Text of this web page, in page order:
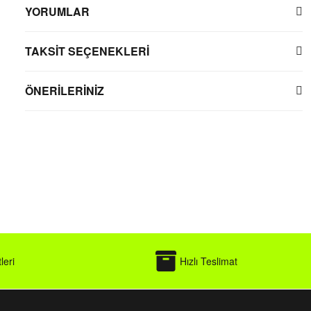
YORUMLAR
TAKSİT SEÇENEKLERİ
ÖNERİLERİNİZ
Hızlı Teslimat